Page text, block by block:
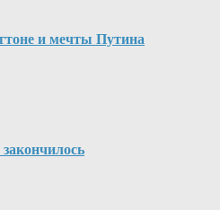
и мечты Путина